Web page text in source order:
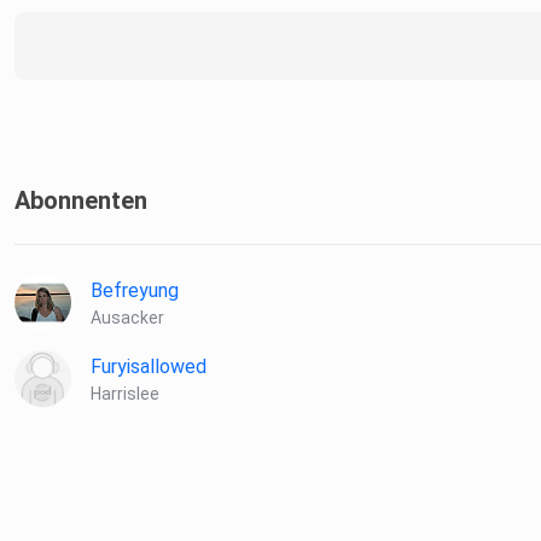
Abonnenten
Befreyung
Ausacker
Furyisallowed
Harrislee